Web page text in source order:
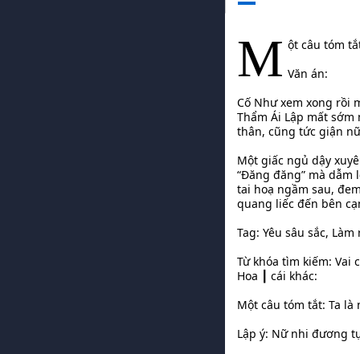
M ột câu tóm
Văn án:
Cố Như xem xong rồi
Thẩm Ái Lập mất
thân, cũng tức giận
Một giấc ngủ dậy
“Đăng đăng” mà
tai hoạ ngầm sau,
quang liếc đến bên
Tag: Yêu sâu sắc,
Từ khóa tìm kiếm: Vai
Hoa ┃ cái khác:
Một câu tóm tắt: Ta
Lập ý: Nữ nhi đương